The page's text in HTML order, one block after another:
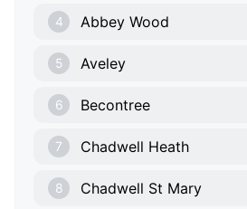
4 Abbey Wood
5 Aveley
6 Becontree
7 Chadwell Heath
8 Chadwell St Mary